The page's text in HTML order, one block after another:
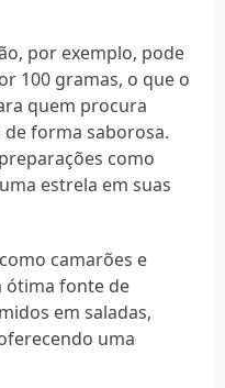
por exemplo, pode
100 gramas, o que o
quem procura
forma saborosa.
como
estrela em suas
camarões e
ótima fonte de
em saladas,
uma